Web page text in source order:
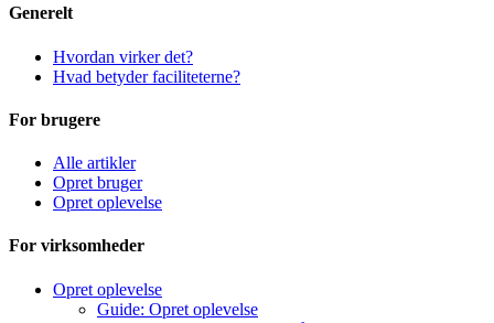
Generelt
Hvordan virker det?
Hvad betyder faciliteterne?
For brugere
Alle artikler
Opret bruger
Opret oplevelse
For virksomheder
Opret oplevelse
Guide: Opret oplevelse